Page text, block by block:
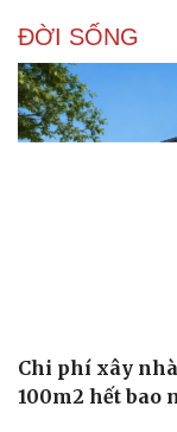
ĐỜI SỐNG
Chi phí xây
100m2 hết bao